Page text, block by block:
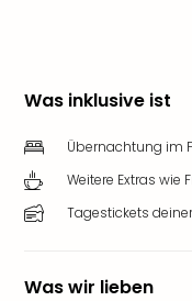
Was inklusive ist
Übernachtung im
Weitere Extras wie
Tagestickets
Was wir lieben